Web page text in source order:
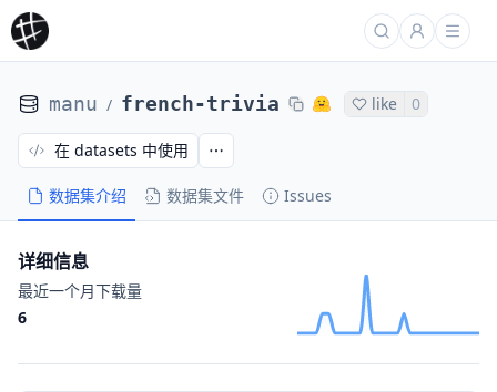
manu / french-trivia like 0
数据集介绍 数据集文件 Issues
在 datasets 中使用
详细信息
最近一个月下载量
6